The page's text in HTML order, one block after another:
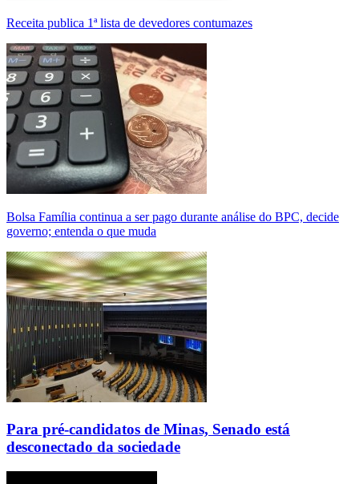
Receita publica 1ª lista de devedores contumazes
Bolsa Família continua a ser pago durante análise do BPC, decide
governo; entenda o que muda
Para pré-candidatos de Minas, Senado está
desconectado da sociedade